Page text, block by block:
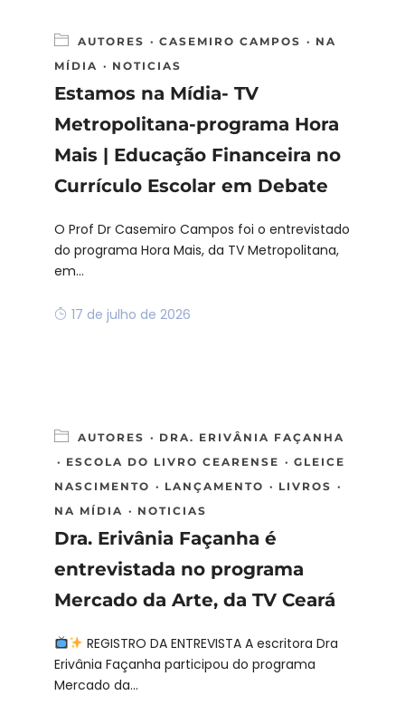
AUTORES · CASEMIRO CAMPOS · NA
MÍDIA · NOTICIAS
Estamos na Mídia- TV
Metropolitana-programa Hora
Mais | Educação Financeira no
Currículo Escolar em Debate
O Prof Dr Casemiro Campos foi o entrevistado
do programa Hora Mais, da TV Metropolitana,
em...
17 de julho de 2026
AUTORES · DRA. ERIVÂNIA FAÇANHA
· ESCOLA DO LIVRO CEARENSE · GLEICE
NASCIMENTO · LANÇAMENTO · LIVROS ·
NA MÍDIA · NOTICIAS
Dra. Erivânia Façanha é
entrevistada no programa
Mercado da Arte, da TV Ceará
REGISTRO DA ENTREVISTA A escritora Dra
Erivânia Façanha participou do programa
Mercado da...